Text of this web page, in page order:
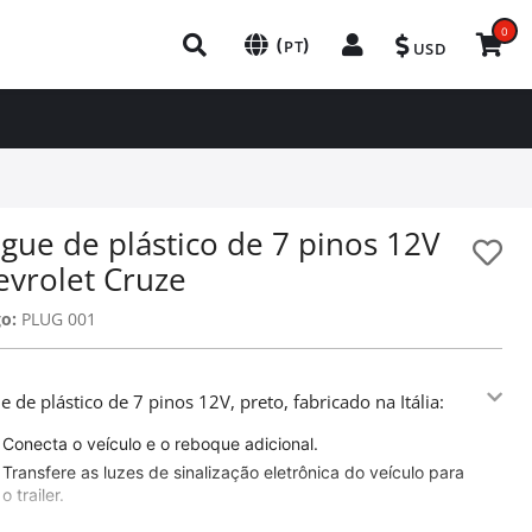
(PT) USD
0
de plástico de 7 pinos 12V
Cruze
PLUG 001
de plástico de 7 pinos 12V, preto, fabricado na Itália:
Conecta o veículo e o reboque adicional.
Transfere as luzes de sinalização eletrônica do veículo para
o trailer.